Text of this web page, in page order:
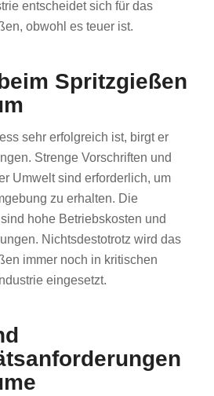
entscheidet sich für das
obwohl es teuer ist.
Spritzgießen
sehr erfolgreich ist, birgt er
Strenge Vorschriften und
Umwelt sind erforderlich, um
zu erhalten. Die
hohe Betriebskosten und
Nichtsdestotrotz wird das
immer noch in kritischen
eingesetzt.